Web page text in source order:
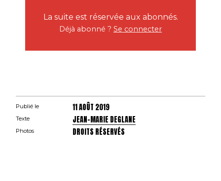
La suite est réservée aux abonnés.
Déjà abonné ? Se connecter
Publié le 11 AOÛT 2019
Texte JEAN-MARIE DEGLANE
Photos DROITS RÉSERVÉS